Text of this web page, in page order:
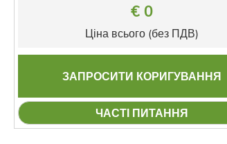
€ 0
Ціна всього (без ПДВ)
ЗАПРОСИТИ КОРИГУВАННЯ
ЧАСТІ ПИТАННЯ